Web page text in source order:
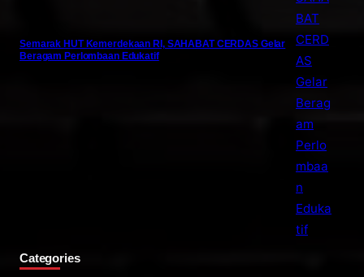
Semarak HUT Kemerdekaan RI, SAHABAT CERDAS Gelar
Beragam Perlombaan Edukatif
Categories